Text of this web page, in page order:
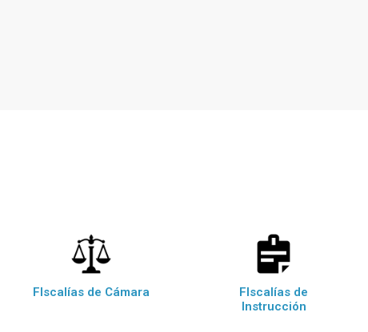
FIscalías de Cámara
FIscalías de
Instrucción